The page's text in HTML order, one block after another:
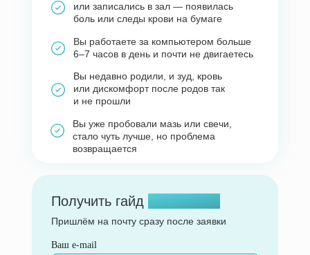
или записались в зал — появилась
боль или следы крови на бумаге
Вы работаете за компьютером больше
6–7 часов в день и почти не двигаетесь
Вы недавно родили, и зуд, кровь
или дискомфорт после родов так
и не прошли
Вы уже пробовали мазь или свечи,
стало чуть лучше, но проблема
возвращается
Получить гайд
Пришлём на почту сразу после заявки
Ваш e-mail